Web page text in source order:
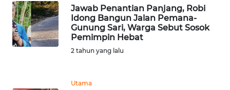
Jawab Penantian Panjang, Robi
Idong Bangun Jalan Pemana-
Gunung Sari, Warga Sebut Sosok
Pemimpin Hebat
2 tahun yang lalu
Utama
TENTANG
KAMI